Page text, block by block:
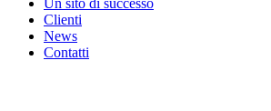
Un sito di successo
Clienti
News
Contatti